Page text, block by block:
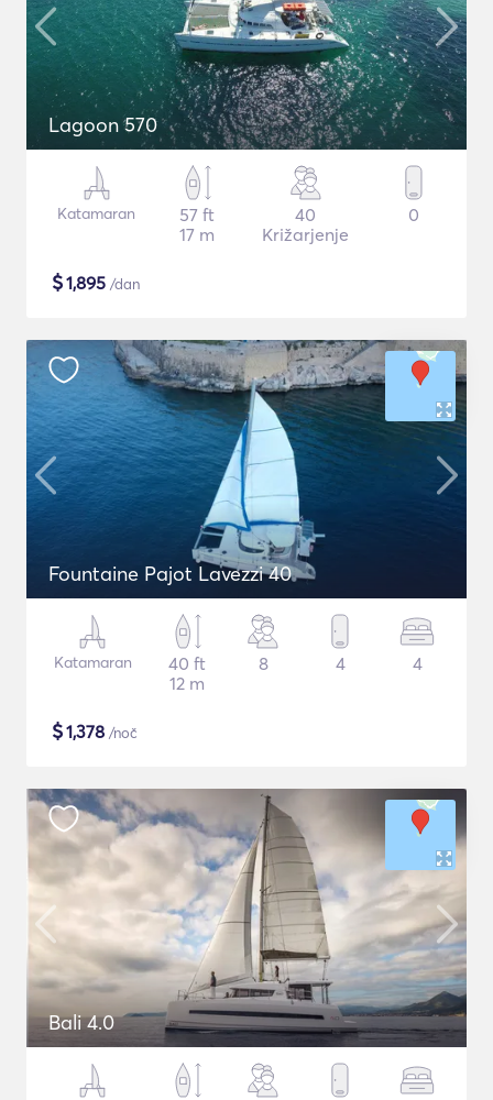
Lagoon 570
Katamaran
57 ft
17 m
40
Križarjenje
0
$1,895 /dan
Fountaine Pajot Lavezzi 40
Katamaran
40 ft
12 m
8 4 4
$1,378 /noč
Bali 4.0